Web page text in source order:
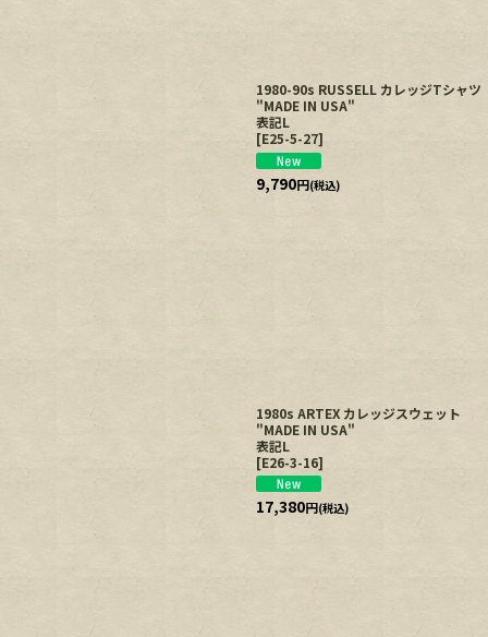
1980-90s RUSSELL カレッジTシャ
"MADE IN USA"
表記L
[E25-5-27]
9,790円(税込)
1980s ARTEX カレッジスウェット
"MADE IN USA"
表記L
[E26-3-16]
17,380円(税込)